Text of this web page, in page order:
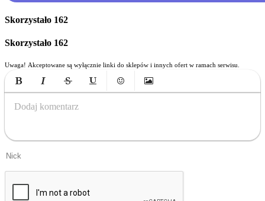
Skorzystało 162
Skorzystało 162
Uwaga! Akceptowane są wyłącznie linki do sklepów i innych ofert w ramach serwisu.
Bold Italic Strikethrough
UnderlineEmoticonsInsert Image
Dodaj komentarz